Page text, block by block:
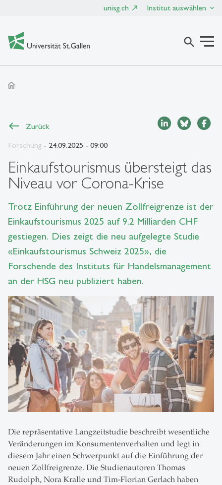
unisg.ch Institut auswählen
search
home
Zurück
Forschung - 24.09.2025 - 09:00
Einkaufstourismus übersteigt das
Niveau vor Corona-Krise
Trotz Einführung der neuen Zollfreigrenze ist der
Einkaufstourismus 2025 auf 9.2 Milliarden CHF
gestiegen. Dies zeigt die neu aufgelegte Studie
«Einkaufstourismus Schweiz 2025», die
Forschende des Instituts für Handelsmanagement
an der HSG neu publiziert haben.
Die repräsentative Langzeitstudie beschreibt wesentliche
Veränderungen im Konsumentenverhalten und legt in
diesem Jahr einen Schwerpunkt auf die Einführung der
neuen Zollfreigrenze. Die Studienautoren Thomas
Rudolph, Nora Kralle und Tim-Florian Gerlach haben